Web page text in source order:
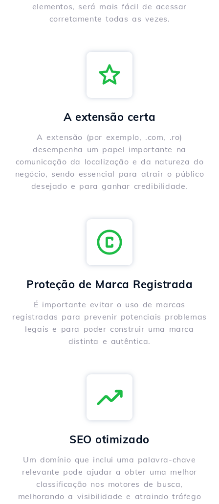
elementos, será mais fácil de acessar
corretamente todas as vezes.
A extensão certa
A extensão (por exemplo, .com, .ro)
desempenha um papel importante na
comunicação da localização e da natureza do
negócio, sendo essencial para atrair o público
desejado e para ganhar credibilidade.
Proteção de Marca Registrada
É importante evitar o uso de marcas
registradas para prevenir potenciais problemas
legais e para poder construir uma marca
distinta e autêntica.
SEO otimizado
Um domínio que inclui uma palavra-chave
relevante pode ajudar a obter uma melhor
classificação nos motores de busca,
melhorando a visibilidade e atraindo tráfego